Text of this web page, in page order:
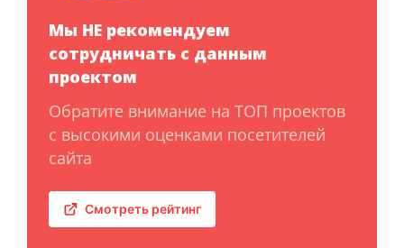
Мы НЕ рекомендуем
сотрудничать с данным
проектом
Обратите внимание на ТОП проектов
с высокими оценками посетителей
сайта
Смотреть рейтинг